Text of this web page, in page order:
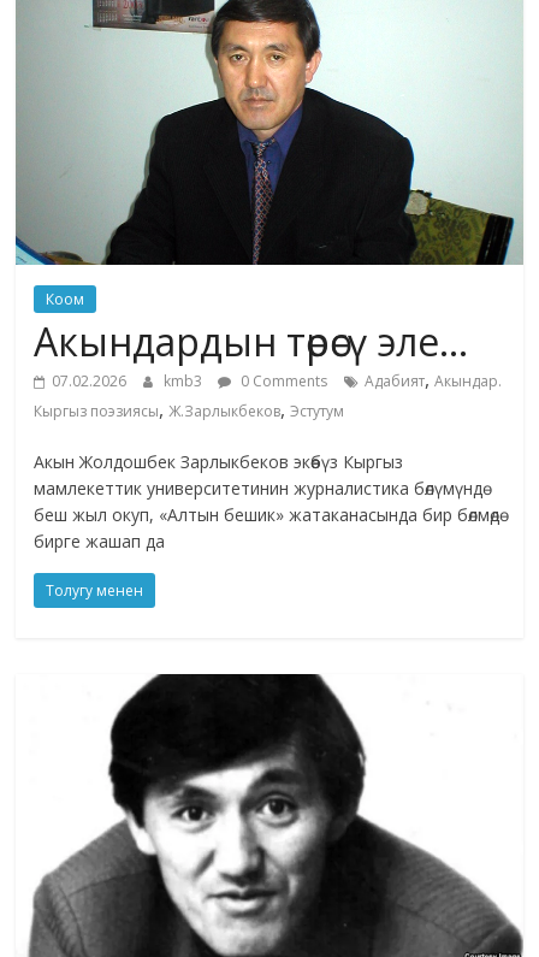
Коом
Акындардын төрөсү эле…
07.02.2026 kmb3 0 Comments Адабият,Акындар.
Кыргыз поэзиясы,Ж.Зарлыкбеков,Эстутум
Акын Жолдошбек Зарлыкбеков экөөбүз Кыргыз
мамлекеттик университетинин журналистика бөлүмүндө
беш жыл окуп, «Алтын бешик» жатаканасында бир бөлмөдө
бирге жашап да
Толугу менен